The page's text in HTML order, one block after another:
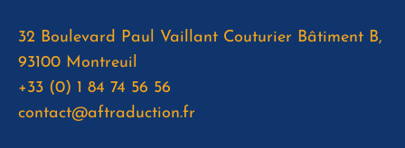
32 Boulevard Paul Vaillant Couturier Bâtiment B,
93100 Montreuil
+33 (0) 1 84 74 56 56
contact@aftraduction.fr